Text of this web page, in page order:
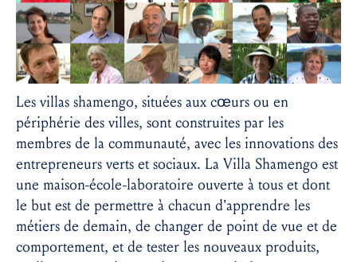
Les villas shamengo, situées aux cœurs ou en
périphérie des villes, sont construites par les
membres de la communauté, avec les innovations des
entrepreneurs verts et sociaux. La Villa Shamengo est
une maison-école-laboratoire ouverte à tous et dont
le but est de permettre à chacun d’apprendre les
métiers de demain, de changer de point de vue et de
comportement, et de tester les nouveaux produits,